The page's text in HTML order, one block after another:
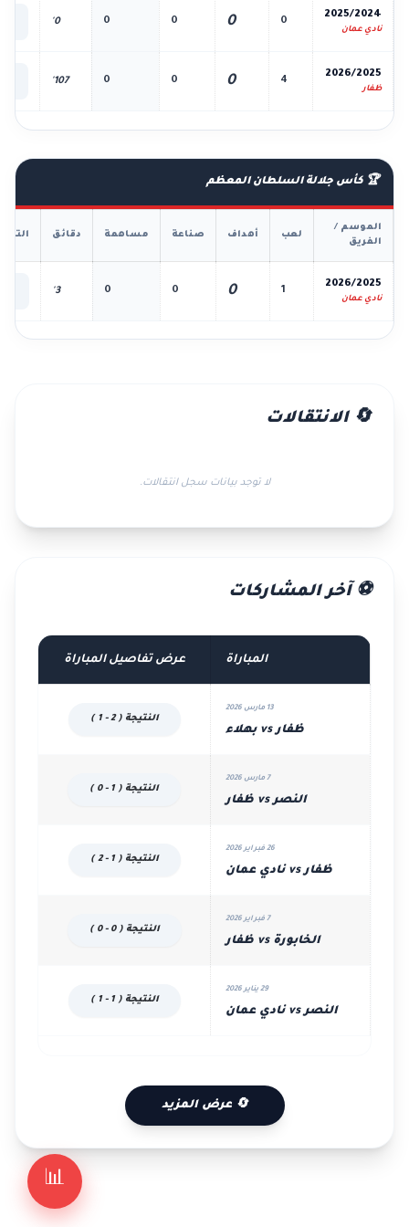
📊
2025/2024
نادي عمان
0
0
0
0
0'
2026/2025
ظفار
4
0
0
0
107'
🏆 كأس جلالة السلطان المعظم
الموسم /
الفريق
لعب أهداف صناعة مساهمة دقائق
2026/2025
نادي عمان
1
0
0
0
3'
🔄 الانتقالات
لا توجد بيانات سجل انتقالات.
⚽ آخر المشاركات
المباراة عرض تفاصيل المباراة
13 مارس 2026
ظفار vs بهلاء
النتيجة ( 2 - 1 )
7 مارس 2026
النصر vs ظفار
النتيجة ( 1 - 0 )
26 فبراير 2026
ظفار vs نادي عمان
النتيجة ( 1 - 2 )
7 فبراير 2026
الخابورة vs ظفار
النتيجة ( 0 - 0 )
29 يناير 2026
النصر vs نادي عمان
النتيجة ( 1 - 1 )
🔄 عرض المزيد